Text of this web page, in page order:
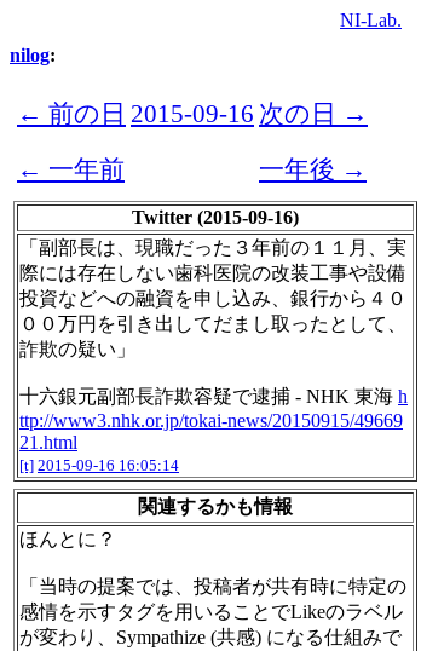
NI-Lab.
nilog:
← 前の日 2015-09-16 次の日 →
← 一年前
一年後 →
Twitter (2015-09-16)
「副部長は、現職だった３年前の１１月、実
際には存在しない歯科医院の改装工事や設備
投資などへの融資を申し込み、銀行から４０
００万円を引き出してだまし取ったとして、
詐欺の疑い」
十六銀元副部長詐欺容疑で逮捕 - NHK 東海 h
ttp://www3.nhk.or.jp/tokai-news/20150915/49669
21.html
[t] 2015-09-16 16:05:14
関連するかも情報
ほんとに？
「当時の提案では、投稿者が共有時に特定の
感情を示すタグを用いることでLikeのラベル
が変わり、Sympathize (共感) になる仕組みで